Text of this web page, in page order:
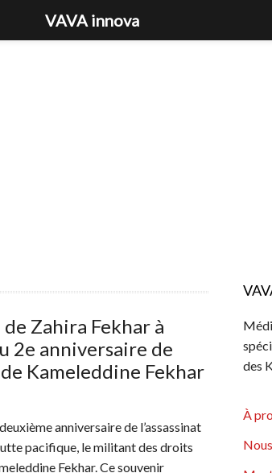
de Zahira Fekhar à
2e anniversaire de
de Kameleddine Fekhar
anniversaire de l’assassinat
pacifique, le militant des droits
Fekhar. Ce souvenir
des
À
VAVA innova